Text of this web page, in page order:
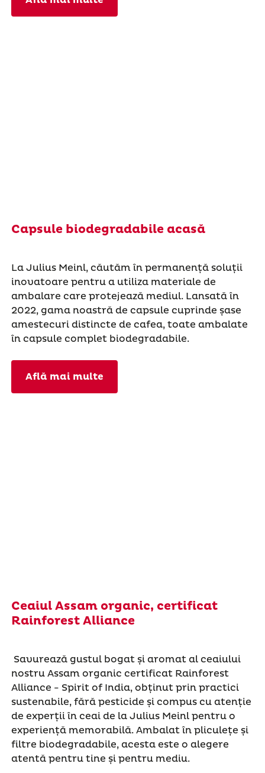
Capsule biodegradabile acasă
La Julius Meinl, căutăm în permanență soluții
inovatoare pentru a utiliza materiale de
ambalare care protejează mediul. Lansată în
2022, gama noastră de capsule cuprinde șase
amestecuri distincte de cafea, toate ambalate
în capsule complet biodegradabile.
Află mai multe
Ceaiul Assam organic, certificat
Rainforest Alliance
Savurează gustul bogat și aromat al ceaiului
nostru Assam organic certificat Rainforest
Alliance - Spirit of India, obținut prin practici
sustenabile, fără pesticide și compus cu atenție
de experții în ceai de la Julius Meinl pentru o
experiență memorabilă. Ambalat în pliculețe și
filtre biodegradabile, acesta este o alegere
atentă pentru tine și pentru mediu.